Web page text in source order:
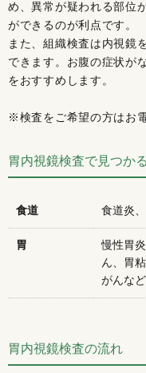
め、異常が疑われる部位
ができるのが利点です。
また、組織検査は内視鏡
できます。お腹の症状が
をおすすめします。
※検査をご希望の方はお
胃内視鏡検査で見つか
食道 食道炎
胃
慢性胃
ん、胃
がんなど
胃内視鏡検査の流れ